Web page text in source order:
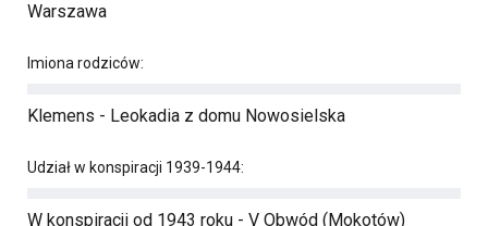
Warszawa
Imiona rodziców:
Klemens - Leokadia z domu Nowosielska
Udział w konspiracji 1939-1944:
W konspiracji od 1943 roku - V Obwód (Mokotów)